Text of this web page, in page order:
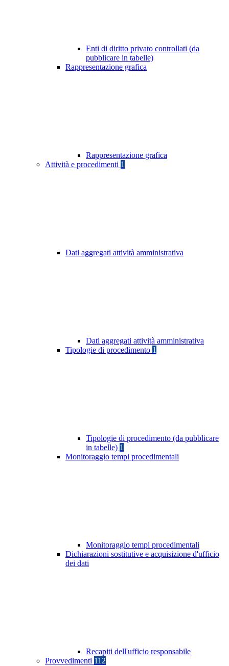
Enti di diritto privato controllati (da
pubblicare in tabelle)
Rappresentazione grafica
Rappresentazione grafica
Attività e procedimenti 1
Dati aggregati attività amministrativa
Dati aggregati attività amministrativa
Tipologie di procedimento 1
Tipologie di procedimento (da pubblicare
in tabelle) 1
Monitoraggio tempi procedimentali
Monitoraggio tempi procedimentali
Dichiarazioni sostitutive e acquisizione d'ufficio
dei dati
Recapiti dell'ufficio responsabile
Provvedimenti 112